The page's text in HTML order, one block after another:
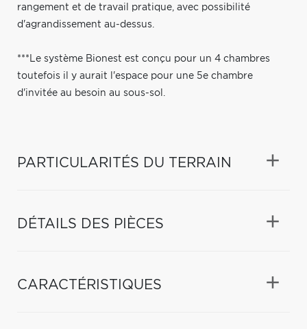
rangement et de travail pratique, avec possibilité
d'agrandissement au-dessus.
***Le système Bionest est conçu pour un 4 chambres
toutefois il y aurait l'espace pour une 5e chambre
d'invitée au besoin au sous-sol.
PARTICULARITÉS DU TERRAIN
DÉTAILS DES PIÈCES
CARACTÉRISTIQUES